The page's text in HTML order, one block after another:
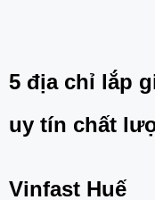
5 địa chỉ lắp
uy tín chất
Vinfast Huế